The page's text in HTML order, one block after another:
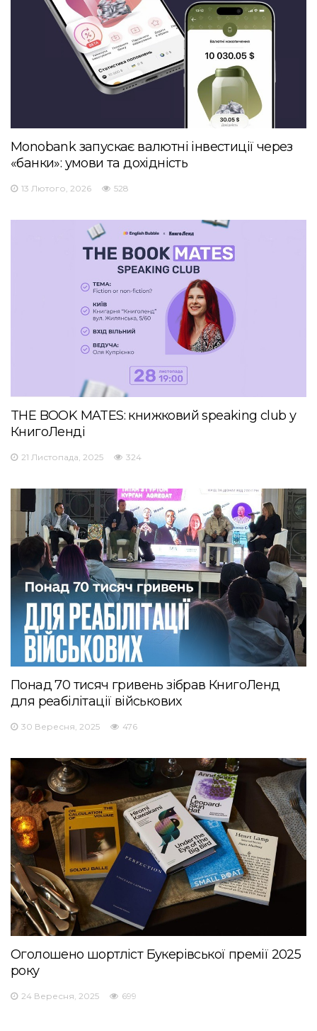
Monobank запускає валютні інвестиції через
«банки»: умови та дохідність
13 Лютого, 2026 528
THE BOOK MATES: книжковий speaking club у
КнигоЛенді
21 Листопада, 2025 324
Понад 70 тисяч гривень зібрав КнигоЛенд
для реабілітації військових
30 Вересня, 2025 476
Оголошено шортліст Букерівської премії 2025
року
24 Вересня, 2025 699